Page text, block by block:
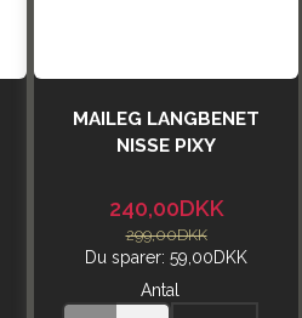
MAILEG LANGBENET
NISSE PIXY
240,00DKK
299,00DKK
Du sparer: 59,00DKK
Antal